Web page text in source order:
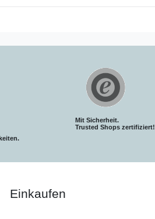
Mit Sicherheit.
Trusted Shops zertifiziert!
Einkaufen